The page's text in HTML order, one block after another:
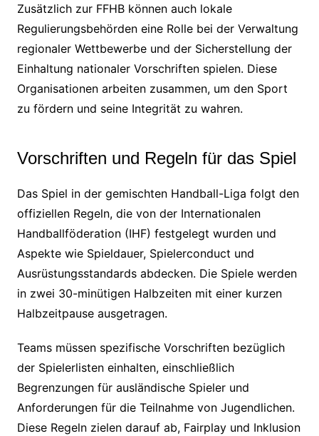
Zusätzlich zur FFHB können auch lokale
Regulierungsbehörden eine Rolle bei der Verwaltung
regionaler Wettbewerbe und der Sicherstellung der
Einhaltung nationaler Vorschriften spielen. Diese
Organisationen arbeiten zusammen, um den Sport
zu fördern und seine Integrität zu wahren.
Vorschriften und Regeln für das Spiel
Das Spiel in der gemischten Handball-Liga folgt den
offiziellen Regeln, die von der Internationalen
Handballföderation (IHF) festgelegt wurden und
Aspekte wie Spieldauer, Spielerconduct und
Ausrüstungsstandards abdecken. Die Spiele werden
in zwei 30-minütigen Halbzeiten mit einer kurzen
Halbzeitpause ausgetragen.
Teams müssen spezifische Vorschriften bezüglich
der Spielerlisten einhalten, einschließlich
Begrenzungen für ausländische Spieler und
Anforderungen für die Teilnahme von Jugendlichen.
Diese Regeln zielen darauf ab, Fairplay und Inklusion